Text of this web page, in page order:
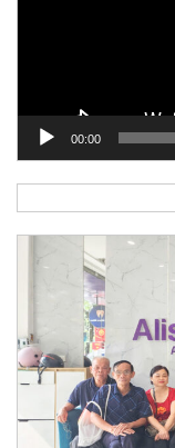
00:00